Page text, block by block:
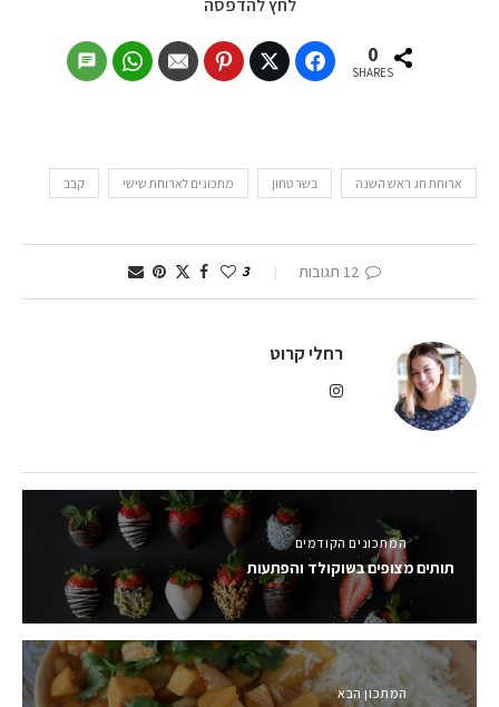
לחץ להדפסה
0
SHARES
ארוחת חג ראש השנה בשר טחון מתכונים לארוחת שישי קבב
12 תגובות 3
רחלי קרוט
המתכונים הקודמים
תותים מצופים בשוקולד והפתעות
המתכון הבא